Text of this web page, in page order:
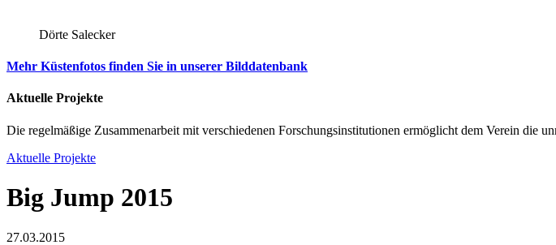
Dörte Salecker
Mehr Küstenfotos finden Sie in unserer Bilddatenbank
Aktuelle Projekte
Die regelmäßige Zusammenarbeit mit verschiedenen Forschungsinstitutionen ermöglicht dem Verein die
Aktuelle Projekte
Big Jump 2015
27.03.2015